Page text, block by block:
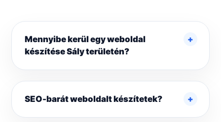
Mennyibe kerül egy weboldal
készítése Sály területén?
SEO-barát weboldalt készítetek?